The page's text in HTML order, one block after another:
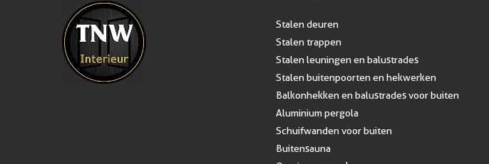
Stalen deuren
Stalen trappen
Stalen leuningen en balustrades
Stalen buitenpoorten en hekwerken
Balkonhekken en balustrades voor buiten
Aluminium pergola
Schuifwanden voor buiten
Buitensauna